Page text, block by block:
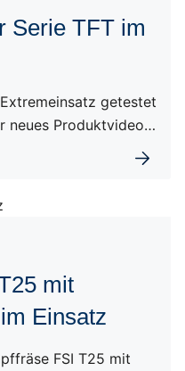
Serie TFT im
getestet
neues Produktvideo…
mit
Einsatz
FSI T25 mit